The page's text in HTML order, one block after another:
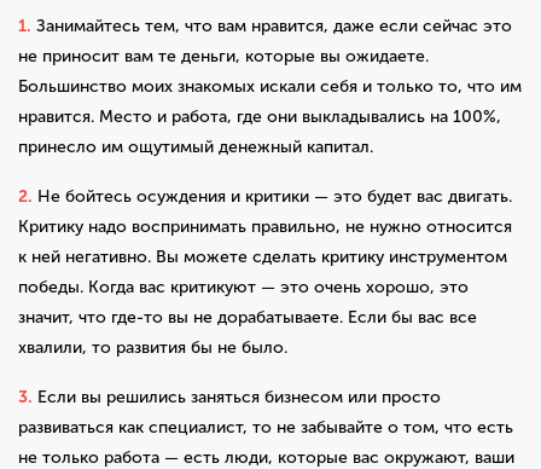
1. Занимайтесь тем, что вам нравится, даже если сейчас это
не приносит вам те деньги, которые вы ожидаете.
Большинство моих знакомых искали себя и только то, что им
нравится. Место и работа, где они выкладывались на 100%,
принесло им ощутимый денежный капитал.
2. Не бойтесь осуждения и критики — это будет вас двигать.
Критику надо воспринимать правильно, не нужно относится
к ней негативно. Вы можете сделать критику инструментом
победы. Когда вас критикуют — это очень хорошо, это
значит, что где-то вы не дорабатываете. Если бы вас все
хвалили, то развития бы не было.
3. Если вы решились заняться бизнесом или просто
развиваться как специалист, то не забывайте о том, что есть
не только работа — есть люди, которые вас окружают, ваши